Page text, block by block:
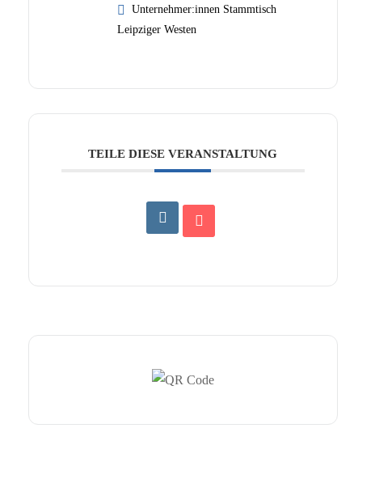
Unternehmer:innen Stammtisch
Leipziger Westen
TEILE DIESE VERANSTALTUNG